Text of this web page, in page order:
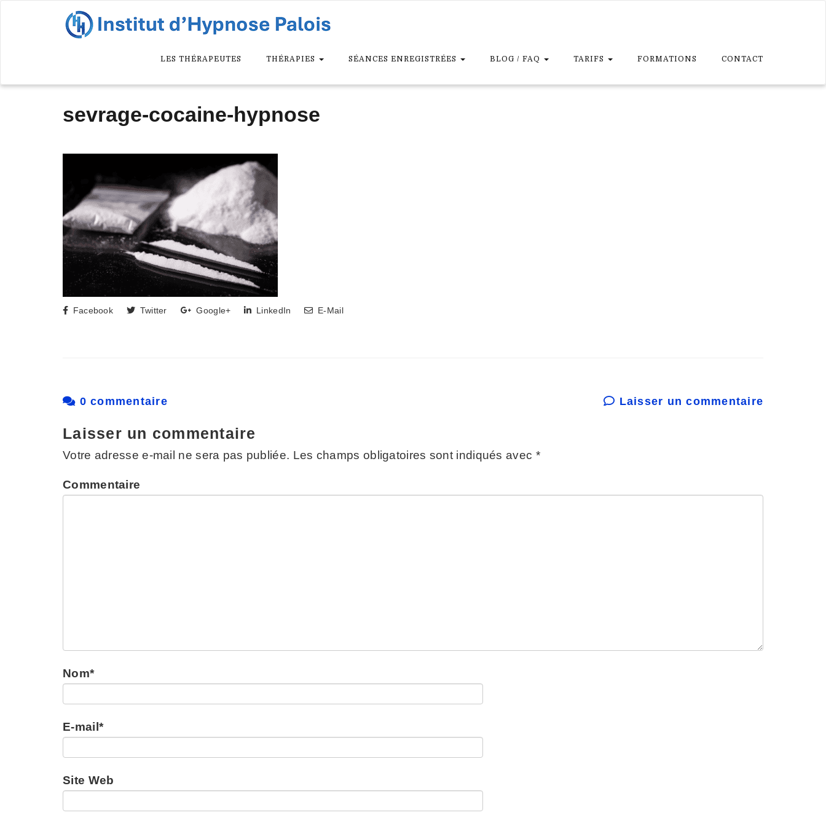
LES THÉRAPEUTES THÉRAPIES SÉANCES ENREGISTRÉES BLOG / FAQ TARIFS FORMATIONS CONTACT
sevrage-cocaine-hypnose
Facebook Twitter Google+ LinkedIn E-Mail
0 commentaire Laisser un commentaire
Laisser un commentaire
Votre adresse e-mail ne sera pas publiée. Les champs obligatoires sont indiqués avec *
Commentaire
Nom*
E-mail *
Site Web